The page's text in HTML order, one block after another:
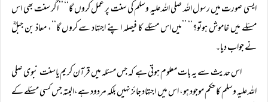
ایسی صورت میں رسول اللہ صلی اللہ علیہ وسلم کی سنت پر عمل کروں گا‘‘ ’’اگر سنت بھی اس
مسئلے میں خاموش ہوتو؟‘‘ ’’میں اس مسئلے کا فیصلہ اپنے اجتہاد سے کروں گا‘‘، معاذ بن جبلؓ
نے جواب دیا۔
اس حدیث سے یہ بات معلوم ہوتی ہے کہ جس مسئلہ میں قرآن کریم یاسنت نبوی صلی
اللہ علیہ وسلم کا حکم موجود ہو، اس میں اجتہاد جائز نہیں بلکہ مردود ہے،البتہ جس کسی مسئلے کے